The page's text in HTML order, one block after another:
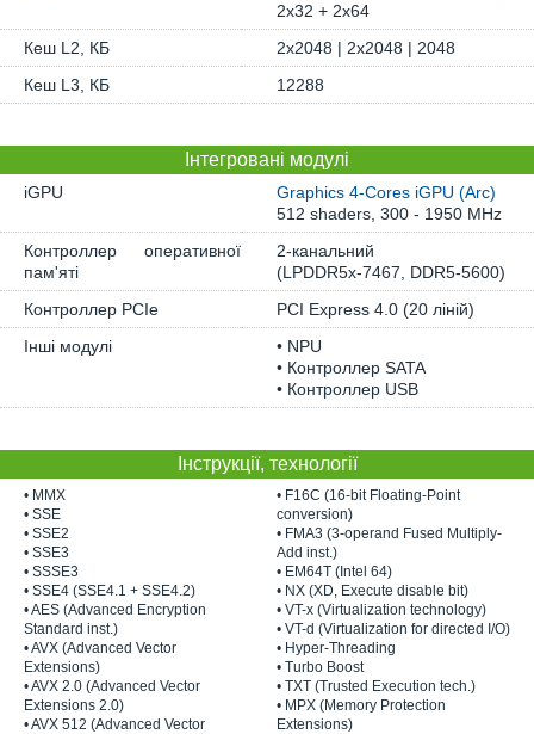
2x32 + 2x64
Кеш L2, КБ
2x2048 | 2x2048 | 2048
Кеш L3, КБ
12288
Інтегровані модулі
iGPU
Graphics 4-Cores iGPU (Arc)
512 shaders, 300 - 1950 MHz
Контроллер оперативної
пам'яті
2-канальний
(LPDDR5x-7467, DDR5-5600)
Контроллер PCIe
PCI Express 4.0 (20 ліній)
Інші модулі
• NPU
• Контроллер SATA
• Контроллер USB
Інструкції, технології
• MMX
• SSE
• SSE2
• SSE3
• SSSE3
• SSE4 (SSE4.1 + SSE4.2)
• AES (Advanced Encryption
Standard inst.)
• AVX (Advanced Vector
Extensions)
• AVX 2.0 (Advanced Vector
Extensions 2.0)
• AVX 512 (Advanced Vector
• F16C (16-bit Floating-Point
conversion)
• FMA3 (3-operand Fused Multiply-
Add inst.)
• EM64T (Intel 64)
• NX (XD, Execute disable bit)
• VT-x (Virtualization technology)
• VT-d (Virtualization for directed I/O)
• Hyper-Threading
• Turbo Boost
• TXT (Trusted Execution tech.)
• MPX (Memory Protection
Extensions)